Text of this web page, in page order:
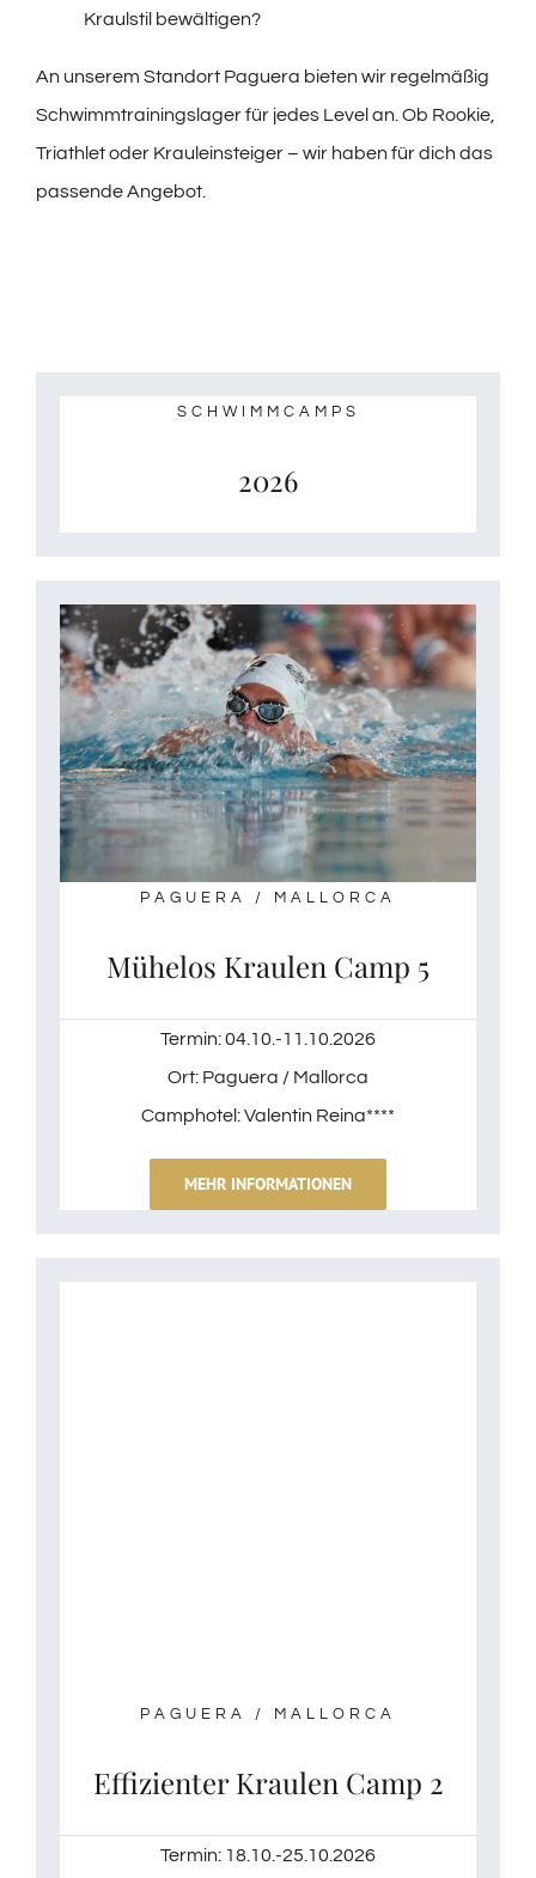
Kraulstil bewältigen?
An unserem Standort Paguera bieten wir regelmäßig
Schwimmtrainingslager für jedes Level an. Ob Rookie,
Triathlet oder Krauleinsteiger – wir haben für dich das
passende Angebot.
SCHWIMMCAMPS
2026
PAGUERA / MALLORCA
Mühelos Kraulen Camp 5
Termin: 04.10.-11.10.2026
Ort: Paguera / Mallorca
Camphotel: Valentin Reina****
MEHR INFORMATIONEN
PAGUERA / MALLORCA
Effizienter Kraulen Camp 2
Termin: 18.10.-25.10.2026